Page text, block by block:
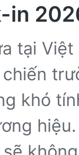
in
tại Việt
khó